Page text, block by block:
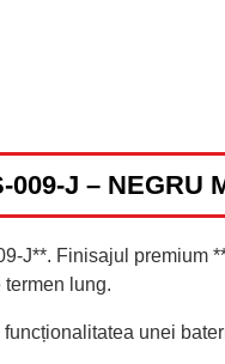
J – NEGRU
J**. Finisajul premium
lung.
unei